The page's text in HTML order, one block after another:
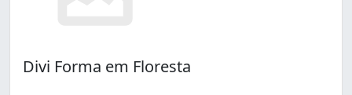
Divi Forma em Floresta